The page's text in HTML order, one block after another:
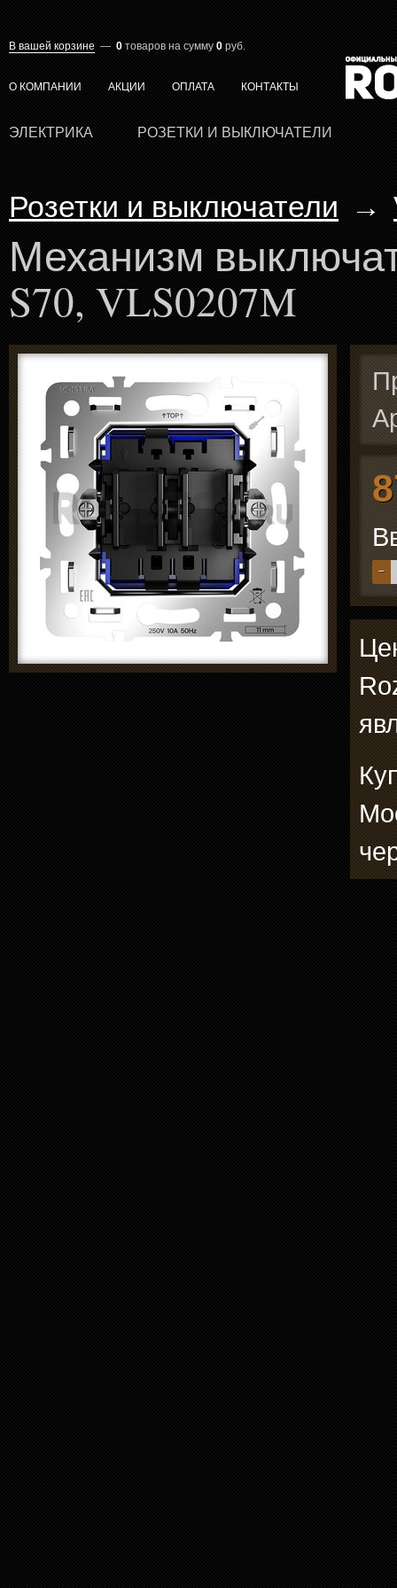
В вашей корзине — 0 товаров на сумму 0 руб.
О КОМПАНИИ АКЦИИ ОПЛАТА КОНТАКТЫ
ЭЛЕКТРИКА РОЗЕТКИ И ВЫКЛЮЧАТЕЛИ
Розетки и выключатели →
Механизм
S70, VLS0207M
−